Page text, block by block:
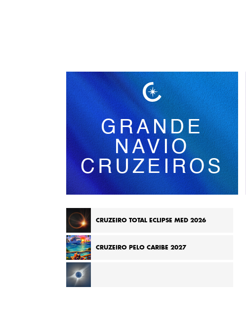
GRANDE
NAVIO
CRUZEIROS
CRUZEIRO TOTAL ECLIPSE MED 2026
CRUZEIRO PELO CARIBE 2027